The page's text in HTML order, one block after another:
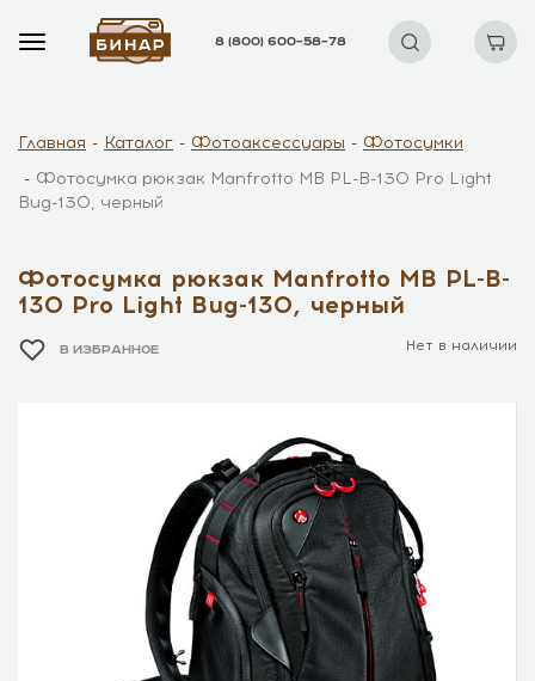
8 (800) 600–58–78
Главная Каталог Фотоаксессуары
Фотосумки
Фотосумка рюкзак Manfrotto MB PL-B-130 Pro Light
Bug-130, черный
Фотосумка рюкзак Manfrotto MB PL-B-
130 Pro Light Bug-130, черный
В ИЗБРАННОЕ Нет в наличии